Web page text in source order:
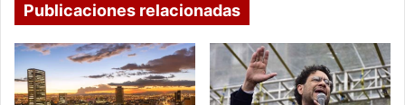
Publicaciones relacionadas